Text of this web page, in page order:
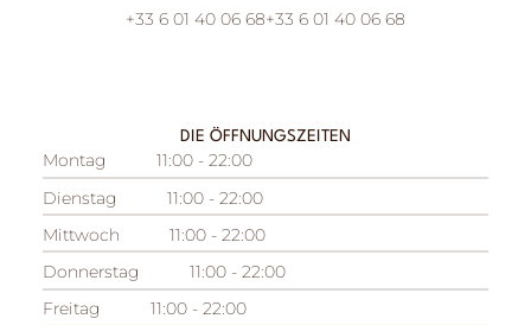
+33 6 01 40 06 68+33 6 01 40 06 68
DIE ÖFFNUNGSZEITEN
Montag
11:00 - 22:00
Dienstag
11:00 - 22:00
Mittwoch
11:00 - 22:00
Donnerstag
11:00 - 22:00
Freitag
11:00 - 22:00